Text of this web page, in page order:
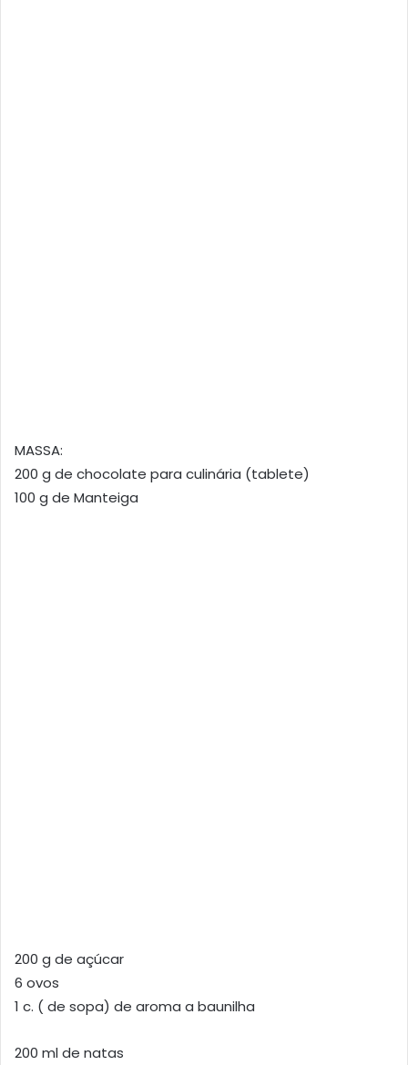
MASSA:
200 g de chocolate para culinária (tablete)
100 g de Manteiga
200 g de açúcar
6 ovos
1 c. ( de sopa) de aroma a baunilha
200 ml de natas